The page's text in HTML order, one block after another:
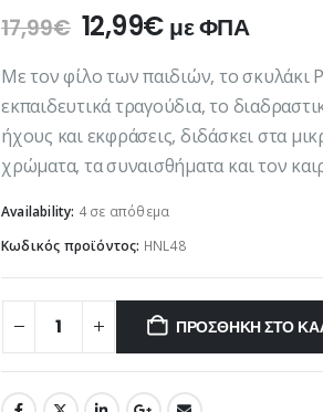
17,99€ Original
price
was:
17,99€.
12,99€Η
τρέχουσα
τιμή
είναι:
12,99€.
με ΦΠΑ
Με τον φίλο των παιδιών, το σκυλάκι
εκπαιδευτικά τραγούδια, το
ήχους και εκφράσεις, διδάσκει στα
χρώματα, τα συναισθήματα και τον
Availability: 4 σε απόθεμα
Κωδικός προϊόντος: HNL48
ΠΡΟΣΘΉΚΗ ΣΤΟ